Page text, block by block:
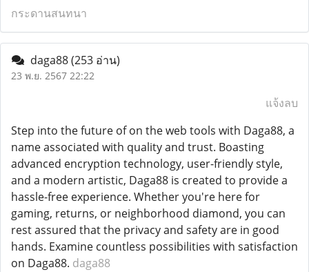
กระดานสนทนา
daga88(253 อ่าน)
23 พ.ย. 2567 22:22
แจ้งลบ
Step into the future of on the web tools with Daga88, a
name associated with quality and trust. Boasting
advanced encryption technology, user-friendly style,
and a modern artistic, Daga88 is created to provide a
hassle-free experience. Whether you're here for
gaming, returns, or neighborhood diamond, you can
rest assured that the privacy and safety are in good
hands. Examine countless possibilities with satisfaction
on Daga88. daga88